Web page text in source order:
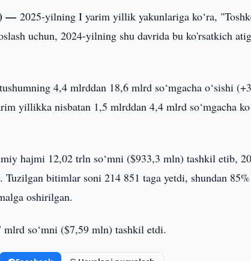
—2025-yilning I yarim yillik yakunlariga ko‘ra,
uchun, 2024-yilning shu davrida bu ko'rsatkich
4,4 mlrddan 18,6 mlrd so‘mgacha o‘sishi
yillikka nisbatan 1,5 mlrddan 4,4 mlrd so‘mgacha
hajmi 12,02 trln so‘mni ($933,3 mln) tashkil etib,
bitimlar soni 214 851 taga yetdi, shundan
oshirilgan.
mlrd so‘mni ($7,59 mln) tashkil etdi.